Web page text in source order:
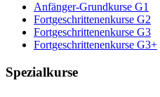
Anfänger-Grundkurse G1
Fortgeschrittenenkurse G2
Fortgeschrittenenkurse G3
Fortgeschrittenenkurse G3+
Spezialkurse